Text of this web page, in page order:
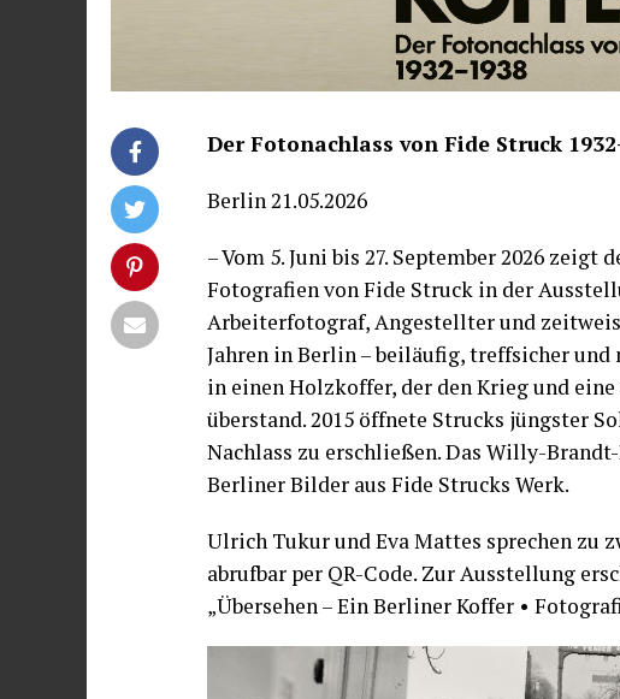
Der Fotonachlass von Fide Struck
Berlin 21.05.2026
– Vom 5. Juni bis 27. September 2026
Fotografien von Fide Struck in der
Arbeiterfotograf, Angestellter und
Jahren in Berlin – beiläufig, treffsicher und
in einen Holzkoffer, der den Krieg und
überstand. 2015 öffnete Strucks jüngster
Nachlass zu erschließen. Das Willy-
Berliner Bilder aus Fide Strucks Werk.
Ulrich Tukur und Eva Mattes sprechen zu
abrufbar per QR-Code. Zur Ausstellung
„Übersehen – Ein Berliner Koffer •